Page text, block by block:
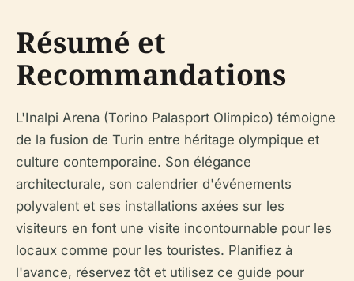
Résumé et
Recommandations
L'Inalpi Arena (Torino Palasport Olimpico) témoigne
de la fusion de Turin entre héritage olympique et
culture contemporaine. Son élégance
architecturale, son calendrier d'événements
polyvalent et ses installations axées sur les
visiteurs en font une visite incontournable pour les
locaux comme pour les touristes. Planifiez à
l'avance, réservez tôt et utilisez ce guide pour